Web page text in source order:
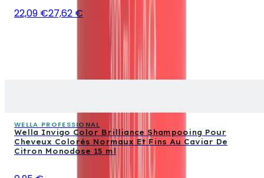
22,09 €27,62 €
WELLA PROFESSIONAL
Wella Invigo Color Brilliance Shampooing Pour
Cheveux Colorés Normaux Et Fins Au Caviar De
Citron Monodose 15 ml